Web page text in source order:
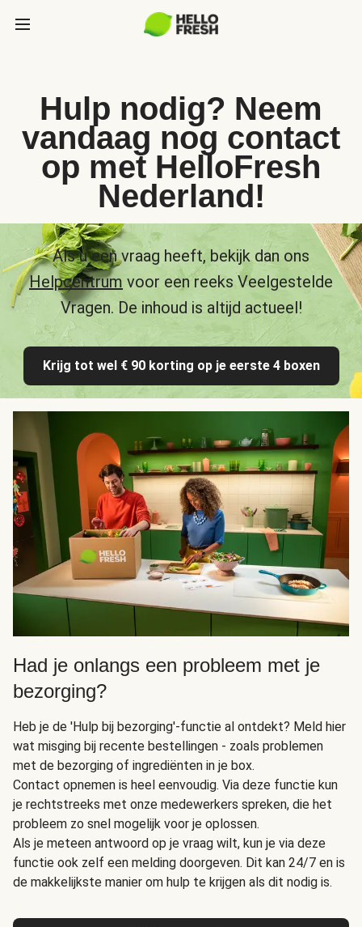
Hulp nodig? Neem
vandaag nog contact
op met HelloFresh
Nederland!
Als u een vraag heeft, bekijk dan ons
Helpcentrum voor een reeks Veelgestelde
Vragen. De inhoud is altijd actueel!
Krijg tot wel € 90 korting op je eerste 4 boxen
Had je onlangs een probleem met je
bezorging?
Heb je de 'Hulp bij bezorging'-functie al ontdekt? Meld hier
wat misging bij recente bestellingen - zoals problemen
met de bezorging of ingrediënten in je box.
Contact opnemen is heel eenvoudig. Via deze functie kun
je rechtstreeks met onze medewerkers spreken, die het
probleem zo snel mogelijk voor je oplossen.
Als je meteen antwoord op je vraag wilt, kun je via deze
functie ook zelf een melding doorgeven. Dit kan 24/7 en is
de makkelijkste manier om hulp te krijgen als dit nodig is.